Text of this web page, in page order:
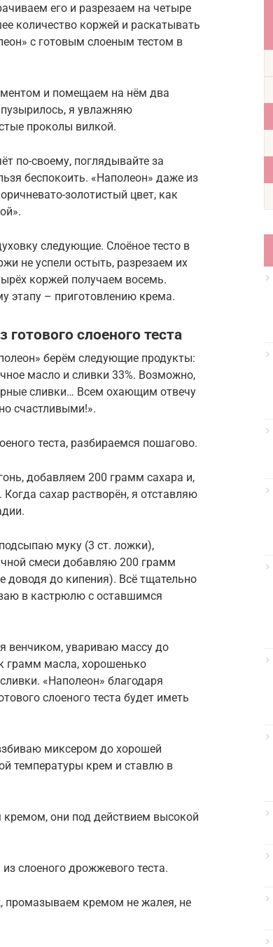
его и разрезаем на четыре
количество коржей и раскатывать
с готовым слоеным тестом в
и помещаем на нём два
я увлажняю
проколы вилкой.
по-своему, поглядывайте за
беспокоить. «Наполеон» даже из
золотистый цвет, как
следующие. Слоёное тесто в
не успели остыть, разрезаем их
коржей получаем восемь.
этапу – приготовлению крема.
слоеного теста
берём следующие продукты:
масло и сливки 33%. Возможно,
сливки… Всем охающим отвечу
счастливыми!».
теста, разбираемся пошагово.
добавляем 200 грамм сахара и,
сахар растворён, я отставляю
муку (3 ст. ложки),
смеси добавляю 200 грамм
доводя до кипения). Всё тщательно
в кастрюлю с оставшимся
увариваю массу до
грамм масла, хорошенько
«Наполеон» благодаря
слоеного теста будет иметь
миксером до хорошей
температуры крем и ставлю в
они под действием высокой
слоеного дрожжевого теста.
кремом не жалея, не